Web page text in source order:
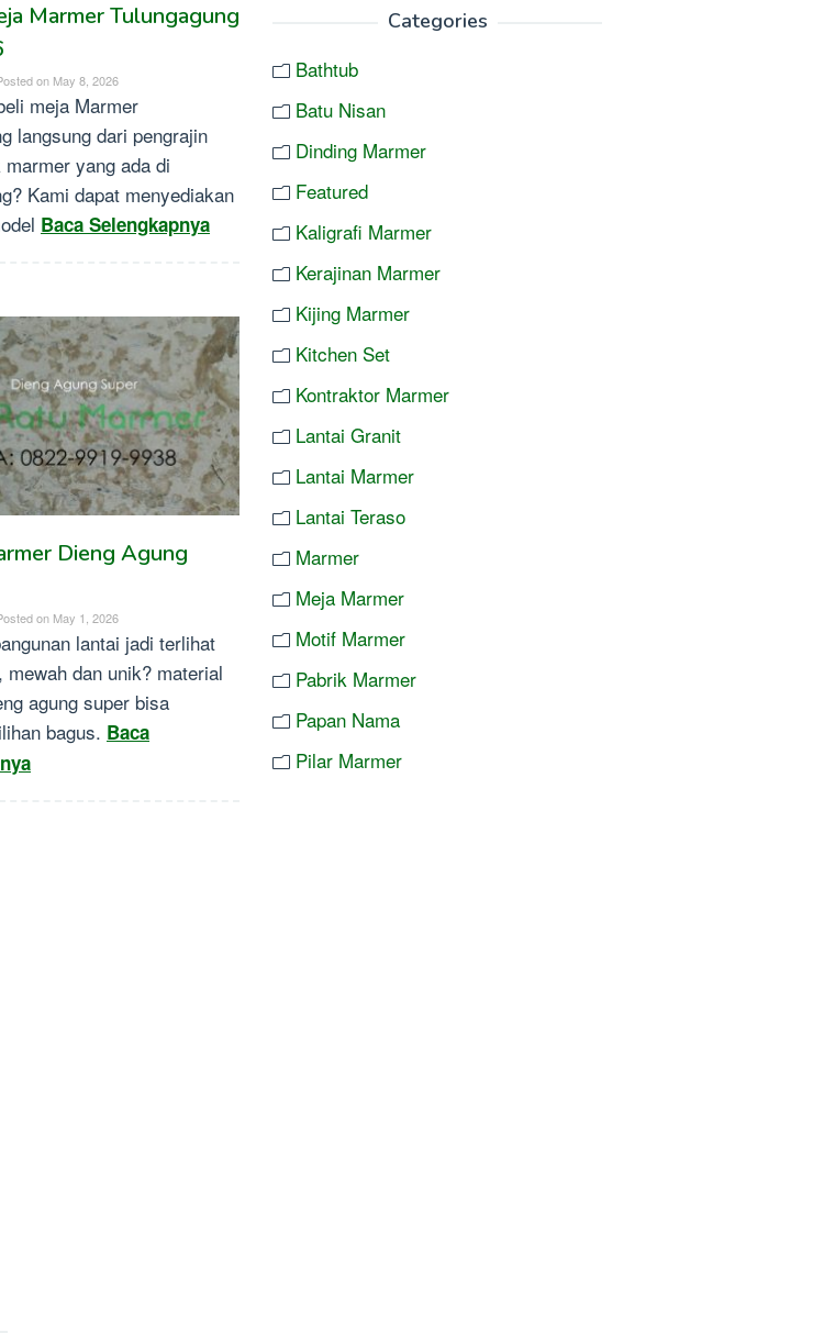
Marmer Tulungagung
on May 8, 2026
meja Marmer
langsung dari pengrajin
yang ada di
Kami dapat menyediakan
Baca Selengkapnya
Dieng Agung
on May 1, 2026
lantai jadi terlihat
mewah dan unik? material
agung super bisa
bagus. Baca
Categories
Bathtub
Batu Nisan
Dinding Marmer
Featured
Kaligrafi Marmer
Kerajinan Marmer
Kijing Marmer
Kitchen Set
Kontraktor Marmer
Lantai Granit
Lantai Marmer
Lantai Teraso
Marmer
Meja Marmer
Motif Marmer
Pabrik Marmer
Papan Nama
Pilar Marmer